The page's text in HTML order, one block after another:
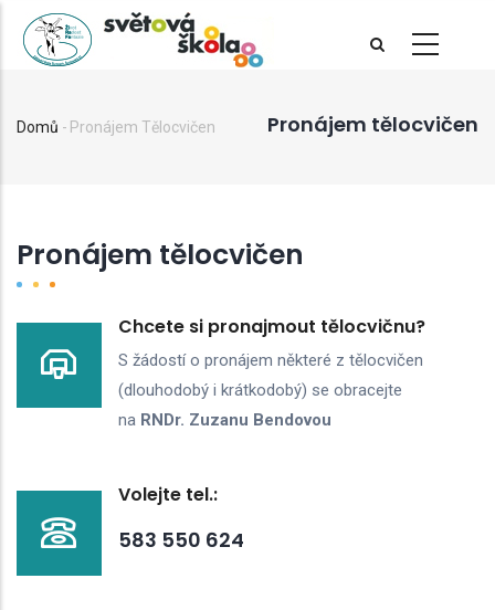
Přejít
Pronájem tělocvičen
Drobečková
Domů - Pronájem Tělocvičen
Pronájem tělocvičen
Chcete si pronajmout tělocvičnu?
S žádostí o pronájem některé z tělocvičen
(dlouhodobý i krátkodobý) se obracejte
na RNDr. Zuzanu Bendovou
Volejte tel.:
583 550 624